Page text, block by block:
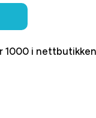
1000 i